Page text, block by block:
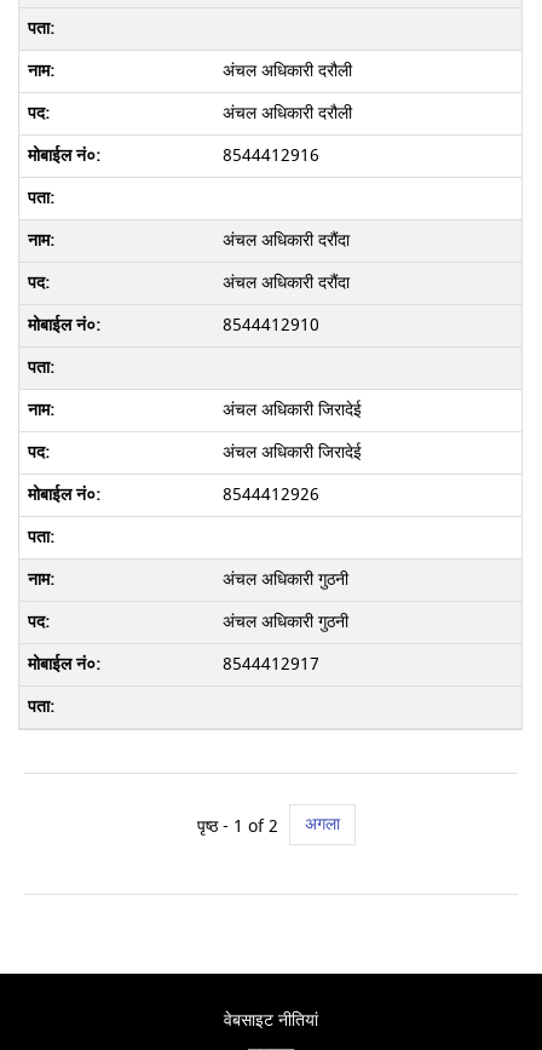
अंचल अधिकारी दरौली
अंचल अधिकारी दरौली
8544412916
अंचल अधिकारी दरौंदा
अंचल अधिकारी दरौंदा
8544412910
अंचल अधिकारी जिरादेई
अंचल अधिकारी जिरादेई
8544412926
अंचल अधिकारी गुठनी
अंचल अधिकारी गुठनी
8544412917
पृष्ठ - 1 of 2 अगला
वेबसाइट नीतियां